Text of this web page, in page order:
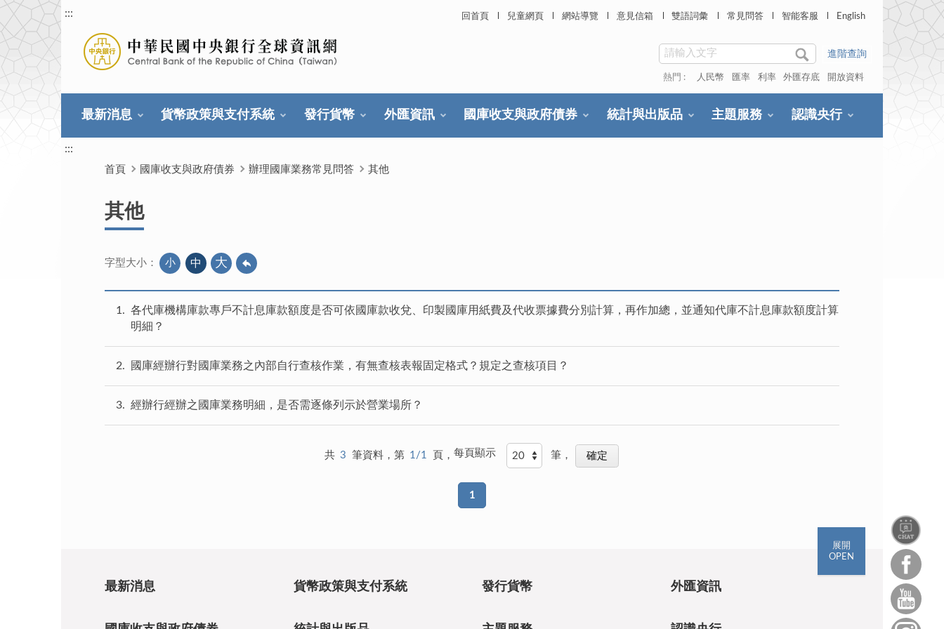
回首頁 兒童網頁 網站導覽 意見信箱 雙語詞彙 常見問答 智能客服 English
:::
進階查詢
熱門 : 人民幣 匯率 利率 外匯存底 開放資料
最新消息 貨幣政策與支付系統 發行貨幣 外匯資訊 國庫收支與政府債券 統計與出版品 主題服務 認識央行
:::
首頁 國庫收支與政府債券 辦理國庫業務常見問答 其他
其他
字型大小： 小 中 大
1
各代庫機構庫款專戶不計息庫款額度是否可依國庫款收兌、印製國庫用紙費及代收票據費分別計算，再作加總，並通知代庫不計息庫款額度計算
明細？
2 國庫經辦行對國庫業務之內部自行查核作業，有無查核表報固定格式？規定之查核項目？
3 經辦行經辦之國庫業務明細，是否需逐條列示於營業場所？
共 3 筆資料，第 1/1 頁， 每頁顯示 筆，
1
展開
OPEN
最新消息 貨幣政策與支付系統 發行貨幣 外匯資訊